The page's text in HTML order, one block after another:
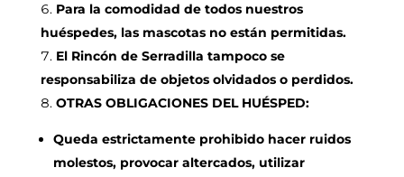
Para la comodidad de todos nuestros
huéspedes, las mascotas no están permitidas.
El Rincón de Serradilla tampoco se
responsabiliza de objetos olvidados o perdidos.
OTRAS OBLIGACIONES DEL HUÉSPED:
Queda estrictamente prohibido hacer ruidos
molestos, provocar altercados, utilizar